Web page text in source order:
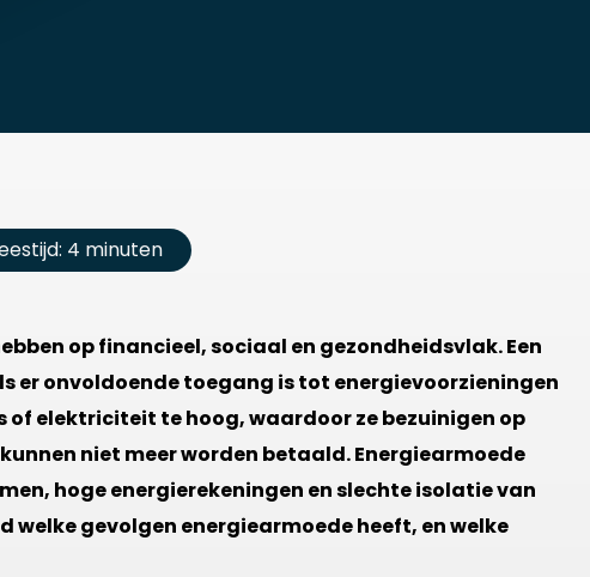
4 minuten
op financieel, sociaal en gezondheidsvlak. Een
er onvoldoende toegang is tot energievoorzieningen
of elektriciteit te hoog, waardoor ze bezuinigen op
niet meer worden betaald. Energiearmoede
hoge energierekeningen en slechte isolatie van
gevolgen energiearmoede heeft, en welke